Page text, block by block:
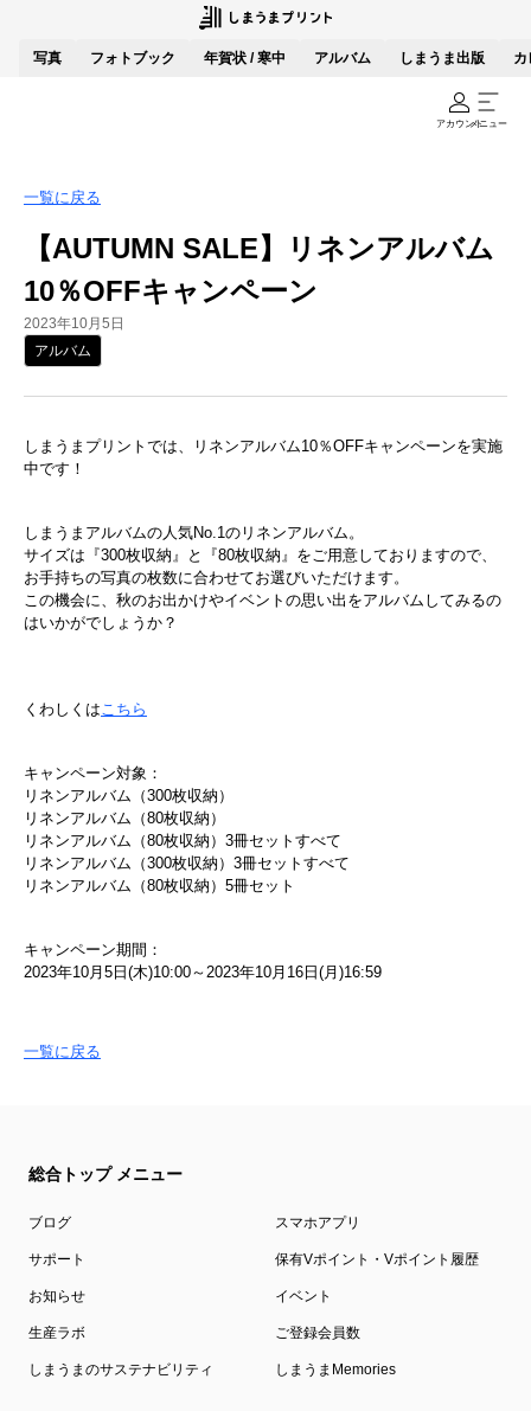
写真 フォトブック 年賀状 / 寒中 アルバム しまうま出版 カ
アカウントメニュー
一覧に戻る
【AUTUMN SALE】リネンアルバム
10％OFFキャンペーン
2023年10月5日
アルバム
しまうまプリントでは、リネンアルバム10％OFFキャンペーンを実施
中です！
しまうまアルバムの人気No.1のリネンアルバム。
サイズは『300枚収納』と『80枚収納』をご用意しておりますので、
お手持ちの写真の枚数に合わせてお選びいただけます。
この機会に、秋のお出かけやイベントの思い出をアルバムしてみるの
はいかがでしょうか？
くわしくはこちら
キャンペーン対象：
リネンアルバム（300枚収納）
リネンアルバム（80枚収納）
リネンアルバム（80枚収納）3冊セットすべて
リネンアルバム（300枚収納）3冊セットすべて
リネンアルバム（80枚収納）5冊セット
キャンペーン期間：
2023年10月5日(木)10:00～2023年10月16日(月)16:59
一覧に戻る
総合トップ メニュー
ブログ スマホアプリ
サポート 保有Vポイント・Vポイント履歴
お知らせ イベント
生産ラボ ご登録会員数
しまうまのサステナビリティ しまうまMemories